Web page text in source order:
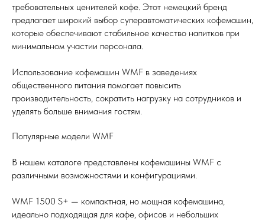
требовательных ценителей кофе. Этот немецкий бренд
предлагает широкий выбор суперавтоматических кофемашин,
которые обеспечивают стабильное качество напитков при
минимальном участии персонала.
Использование кофемашин WMF в заведениях
общественного питания помогает повысить
производительность, сократить нагрузку на сотрудников и
уделять больше внимания гостям.
Популярные модели WMF
В нашем каталоге представлены кофемашины WMF с
различными возможностями и конфигурациями.
WMF 1500 S+ — компактная, но мощная кофемашина,
идеально подходящая для кафе, офисов и небольших